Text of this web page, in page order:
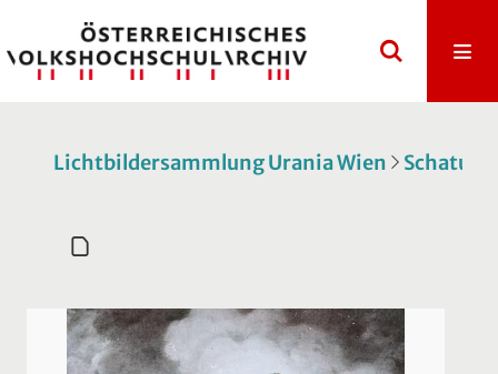
Lichtbildersammlung Urania Wien